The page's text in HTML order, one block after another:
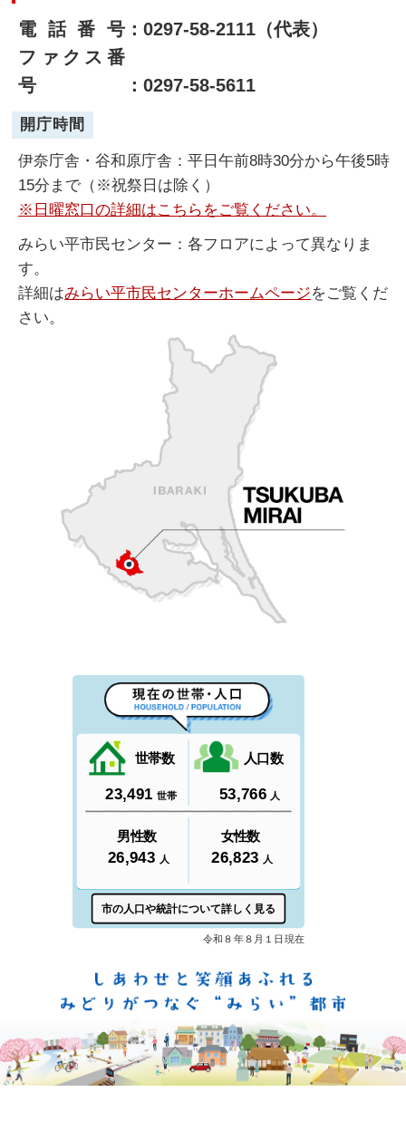
電話番号：0297-58-2111（代表）
ファクス番
号
：0297-58-5611
開庁時間
伊奈庁舎・谷和原庁舎：平日午前8時30分から午後5時
15分まで（※祝祭日は除く）
※日曜窓口の詳細はこちらをご覧ください。
みらい平市民センター：各フロアによって異なりま
す。
詳細はみらい平市民センターホームページをご覧くだ
さい。